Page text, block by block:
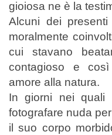
gioiosa ne è la
Alcuni dei
moralmente
cui stavano
contagioso e
amore alla natura.
In giorni nei
fotografare nuda
il suo corpo